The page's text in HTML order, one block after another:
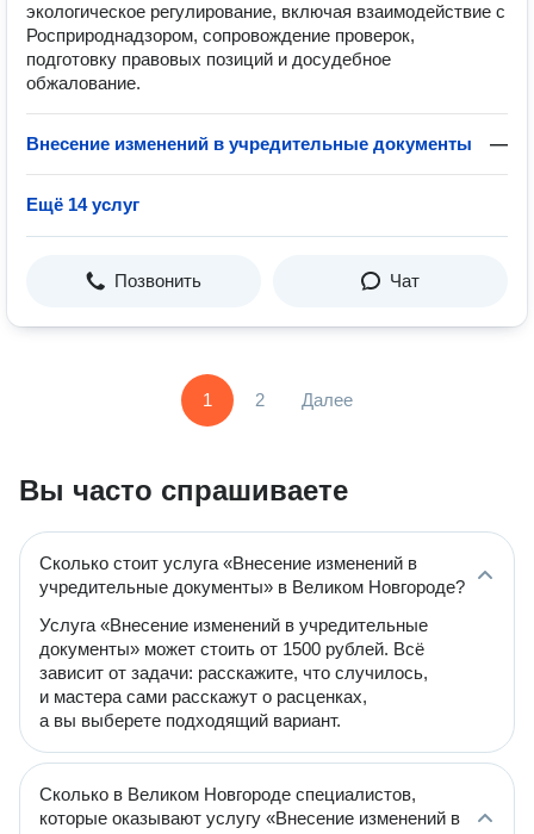
экологическое регулирование, включая взаимодействие с
Росприроднадзором, сопровождение проверок,
подготовку правовых позиций и досудебное
обжалование.
Внесение изменений в учредительные документы —
Ещё 14 услуг
Позвонить Чат
1 2 Далее
Вы часто спрашиваете
Сколько стоит услуга «Внесение изменений в
учредительные документы» в Великом Новгороде?
Услуга «Внесение изменений в учредительные
документы» может стоить от 1500 рублей. Всё
зависит от задачи: расскажите, что случилось,
и мастера сами расскажут о расценках,
а вы выберете подходящий вариант.
Сколько в Великом Новгороде специалистов,
которые оказывают услугу «Внесение изменений в